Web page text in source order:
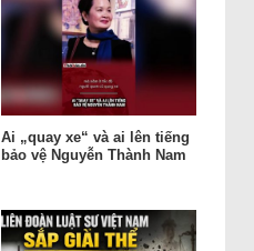
Ai „quay xe“ và ai lên tiếng
bảo vệ Nguyễn Thành Nam